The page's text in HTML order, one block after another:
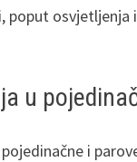
u
i